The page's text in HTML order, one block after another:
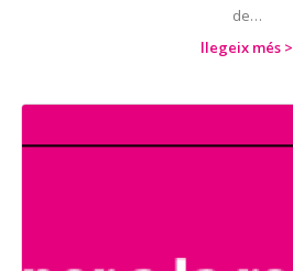
de…
llegeix més >